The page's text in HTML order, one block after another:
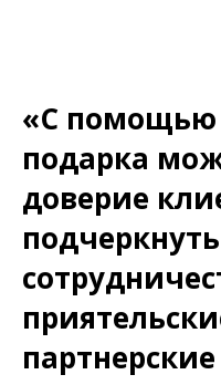
«С помощью
подарка
доверие